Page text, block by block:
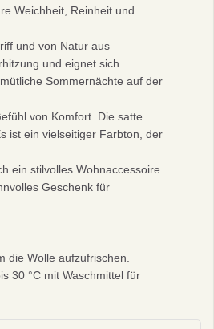
Weichheit, Reinheit und
und von Natur aus
und eignet sich
Sommernächte auf der
von Komfort. Die satte
ist ein vielseitiger Farbton, der
ein stilvolles Wohnaccessoire
Geschenk für
die Wolle aufzufrischen.
30 °C mit Waschmittel für